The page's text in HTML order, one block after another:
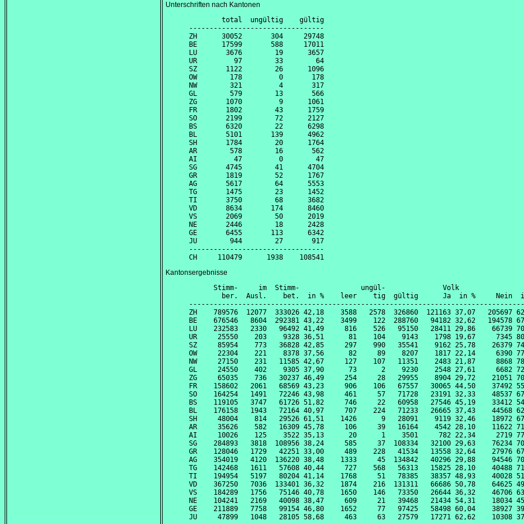
Unterschriften nach Kantonen
        total  ungültig    gültig
---------------------------------
ZH      30052       304     29748
BE      17599       588     17011
LU       3676        19      3657
UR         97        33        64
SZ       1122        26      1096
OW        178         0       178
NW        321         4       317
GL        579        13       566
ZG       1070         9      1061
FR       1802        43      1759
SO       2199        72      2127
BS       6320        22      6298
BL       5101       139      4962
SH       1784        20      1764
AR        578        16       562
AI         47         0        47
SG       4745        41      4704
GR       1819        52      1767
AG       5617        64      5553
TG       1475        23      1452
TI       3750        68      3682
VD       8634       174      8460
VS       2069        50      2019
NE       2446        18      2428
GE       6455       113      6342
JU        944        27       917
---------------------------------
Kantonsergebnisse
Stimm-     im  Stimm-               ungül-              Volk
ber.  Ausl.    bet.  in %    leer    tig  gültig      Ja  in %     Nein
ZH    789576  12077  333026 42,18    3588   2578  326860  121163 37,07
BE    676546   8604  292381 43,22    3499    122  288760   94182 32,62
LU    232583   2330   96492 41,49     816    526   95150   28411 29,86
UR     25550    203    9328 36,51      81    104    9143    1798 19,67
SZ     85954    773   36828 42,85     297    990   35541    9162 25,78
OW     22304    221    8378 37,56      82     89    8207    1817 22,14
NW     27150    231   11585 42,67     127    107   11351    2483 21,87
GL     24550    402    9305 37,90      73      2    9230    2548 27,61
ZG     65035    736   30237 46,49     254     28   29955    8904 29,72
FR    158602   2061   68569 43,23     906    106   67557   30065 44,50
SO    164254   1491   72246 43,98     461     57   71728   23191 32,33
BS    119105   3747   61726 51,82     746     22   60958   27546 45,19
BL    176158   1943   72164 40,97     707    224   71233   26665 37,43
SH     48004    814   29526 61,51    1426      9   28091    9119 32,46
AR     35626    582   16309 45,78     106     39   16164    4542 28,10
AI     10026    125    3522 35,13      20      1    3501     782 22,34     2719
SG    284893   3818  108956 38,24     585     37  108334   32100 29,63
GR    128046   1729   42251 33,00     489    228   41534   13558 32,64
AG    354019   4120  136220 38,48    1333     45  134842   40296 29,88
TG    142468   1611   57608 40,44     727    568   56313   15825 28,10
TI    194954   5197   80204 41,14    1768     51   78385   38357 48,93
VD    367250   7036  133401 36,32    1874    216  131311   66686 50,78
VS    184289   1756   75146 40,78    1650    146   73350   26644 36,32
NE    104241   2169   40098 38,47     609     21   39468   21434 54,31
GE    211889   7758   99154 46,80    1652     77   97425   58498 60,04
JU     47899   1048   28105 58,68     463     63   27579   17271 62,62